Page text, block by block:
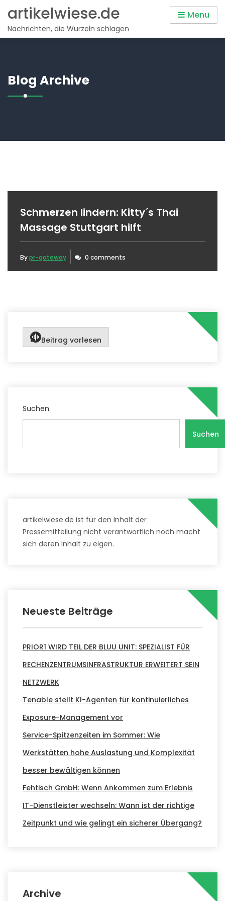
content
artikelwiese.de
Nachrichten, die Wurzeln schlagen
Menu
Blog Archive
Schmerzen lindern: Kitty´s Thai
Massage Stuttgart hilft
Bypr-gateway 0 comments
Beitrag vorlesen
Suchen
Suchen
artikelwiese.de ist für den Inhalt der
Pressemitteilung nicht verantwortlich noch macht
sich deren Inhalt zu eigen.
Neueste Beiträge
PRIOR1 WIRD TEIL DER BLUU UNIT: SPEZIALIST FÜR
RECHENZENTRUMSINFRASTRUKTUR ERWEITERT SEIN
NETZWERK
Tenable stellt KI-Agenten für kontinuierliches
Exposure-Management vor
Service-Spitzenzeiten im Sommer: Wie
Werkstätten hohe Auslastung und Komplexität
besser bewältigen können
Fehtisch GmbH: Wenn Ankommen zum Erlebnis
IT-Dienstleister wechseln: Wann ist der richtige
Zeitpunkt und wie gelingt ein sicherer Übergang?
Archive